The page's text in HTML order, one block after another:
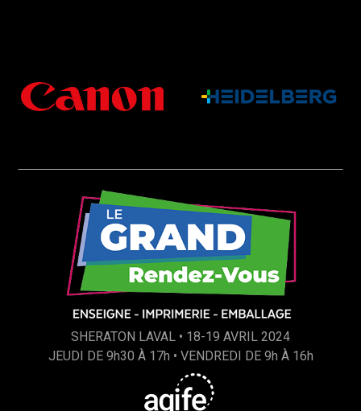
SHERATON LAVAL • 18-19 AVRIL 2024
JEUDI DE 9h30 À 17h • VENDREDI DE 9h À 16h